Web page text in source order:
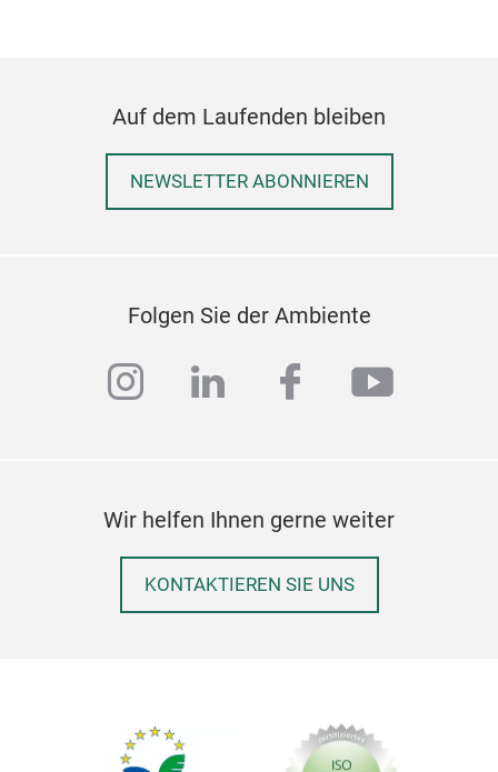
Auf dem Laufenden bleiben
NEWSLETTER ABONNIEREN
Folgen Sie der Ambiente
instagram
linkedinfacebook
Wir helfen Ihnen gerne weiter
KONTAKTIEREN SIE UNS